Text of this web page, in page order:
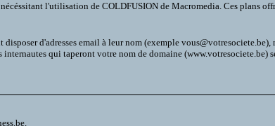
l'utilisation de COLDFUSION de Macromedia. Ces plans
disposer d'adresses email à leur nom (exemple
internautes qui taperont votre nom de domaine